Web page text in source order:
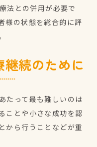
法との併用が必要で
様の状態を総合的に評
続のために
たって最も難しいのは
ことや小さな成功を認
から行うことなどが重